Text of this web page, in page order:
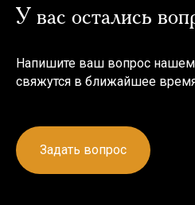
У вас остались
Напишите ваш вопрос
свяжутся в ближайшее
Задать вопрос